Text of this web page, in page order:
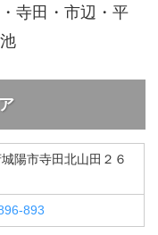
寺田・市辺・平
陽市寺田北山田２６
893